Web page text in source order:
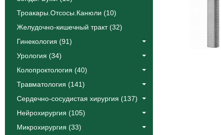
Троакары.Отсосы.Канюли (10)
Желудочно-кишечный тракт (32)
Гинекология (91)
Урология (34)
Колопроктология (40)
Травматология (141)
Сердечно-сосудистая хирургия (137)
Нейрохирургия (105)
Микрохирургия (33)